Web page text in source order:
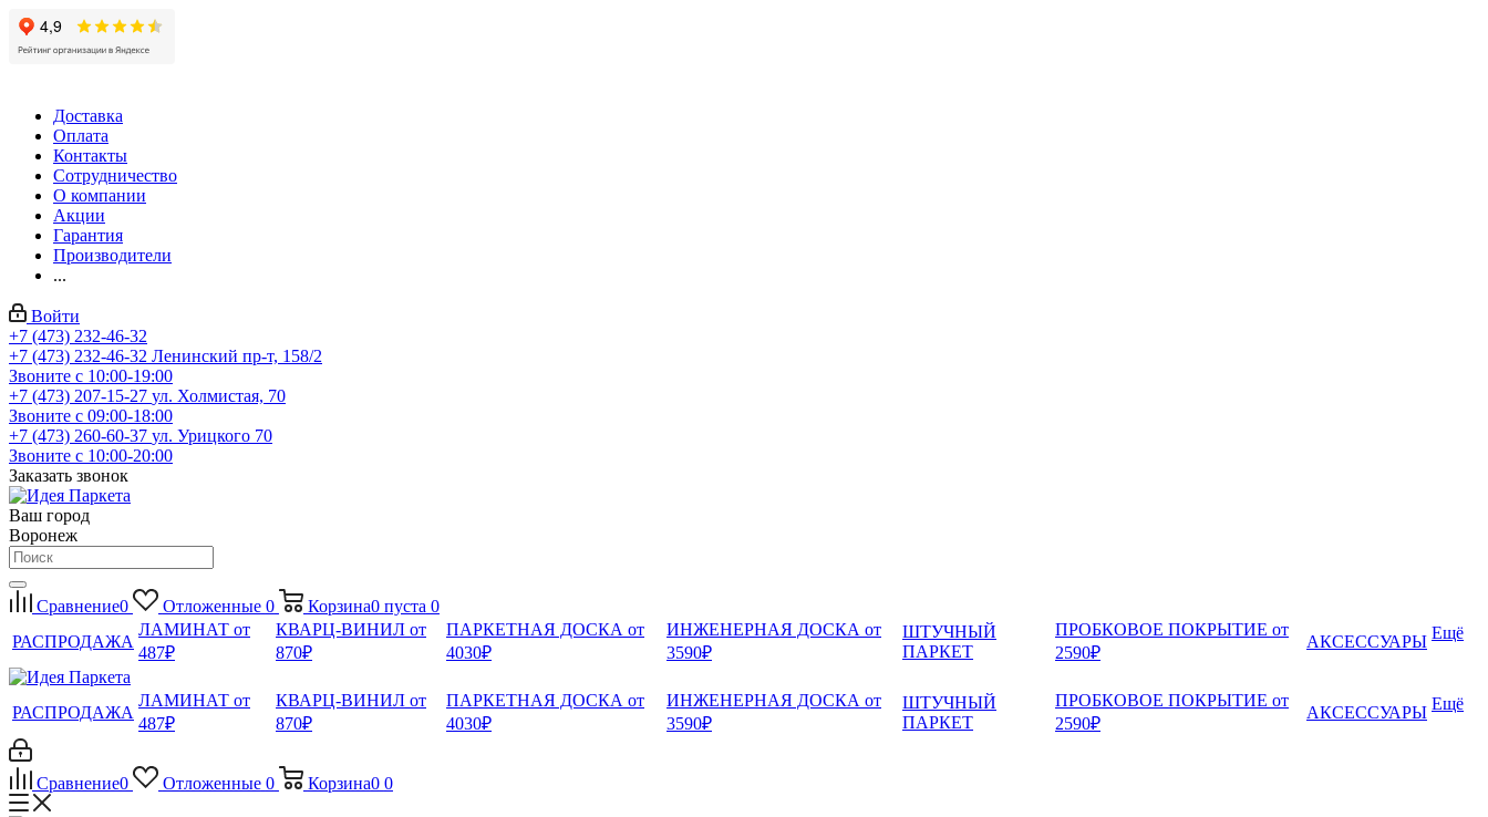
Доставка
Оплата
Контакты
Сотрудничество
О компании
Акции
Гарантия
Производители
...
Войти
+7 (473) 232-46-32
+7 (473) 232-46-32 Ленинский пр-т, 158/2
Звоните с 10:00-19:00
+7 (473) 207-15-27 ул. Холмистая, 70
Звоните с 09:00-18:00
+7 (473) 260-60-37 ул. Урицкого 70
Звоните с 10:00-20:00
Заказать звонок
Ваш город
Воронеж
Сравнение0 Отложенные 0 Корзина0 пуста 0
РАСПРОДАЖА
ЛАМИНАТ от
487₽
КВАРЦ-ВИНИЛ от
870₽
ПАРКЕТНАЯ ДОСКА от
4030₽
ИНЖЕНЕРНАЯ ДОСКА от
3590₽
ШТУЧНЫЙ
ПАРКЕТ
ПРОБКОВОЕ ПОКРЫТИЕ от
2590₽
АКСЕССУАРЫ Ещё
РАСПРОДАЖА
ЛАМИНАТ от
487₽
КВАРЦ-ВИНИЛ от
870₽
ПАРКЕТНАЯ ДОСКА от
4030₽
ИНЖЕНЕРНАЯ ДОСКА от
3590₽
ШТУЧНЫЙ
ПАРКЕТ
ПРОБКОВОЕ ПОКРЫТИЕ от
2590₽
АКСЕССУАРЫ Ещё
Сравнение0 Отложенные 0 Корзина0 0